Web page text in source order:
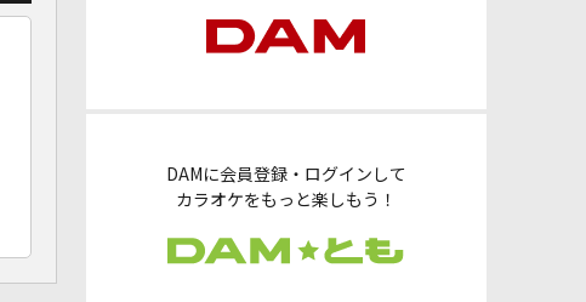
DAMに会員登録・ログインして
カラオケをもっと楽しもう！